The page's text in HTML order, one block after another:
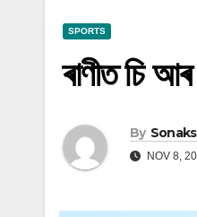
SPORTS
ৰাণীত চি
By
NOV 8,